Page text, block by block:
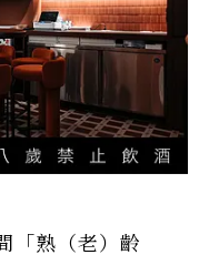
「熟（老）齡